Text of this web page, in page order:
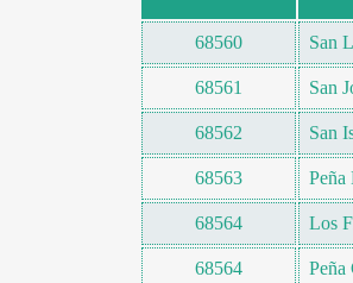
68560 San
68561 San
68562 San
68563 Peña
68564 Los
68564 Peña